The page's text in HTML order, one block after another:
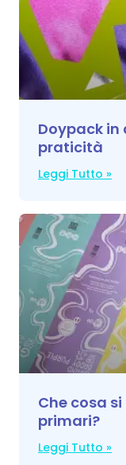
Doypack in
praticità
Leggi Tutto »
Che cosa
primari?
Leggi Tutto »